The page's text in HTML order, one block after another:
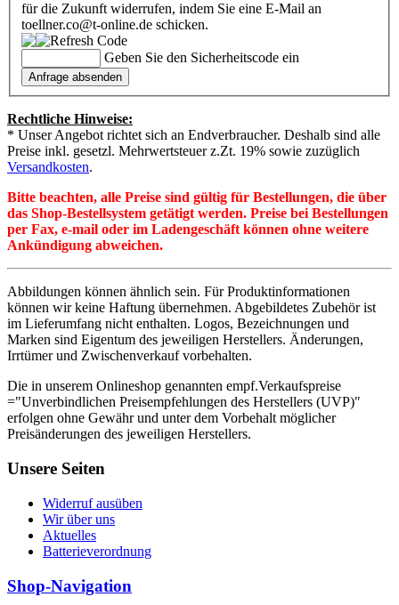
für die Zukunft widerrufen, indem Sie eine E-Mail an
toellner.co@t-online.de schicken.
Geben Sie den Sicherheitscode ein
Rechtliche Hinweise:
* Unser Angebot richtet sich an Endverbraucher. Deshalb sind alle
Preise inkl. gesetzl. Mehrwertsteuer z.Zt. 19% sowie zuzüglich
Versandkosten.
Bitte beachten, alle Preise sind gültig für Bestellungen, die über
das Shop-Bestellsystem getätigt werden. Preise bei Bestellungen
per Fax, e-mail oder im Ladengeschäft können ohne weitere
Ankündigung abweichen.
Abbildungen können ähnlich sein. Für Produktinformationen
können wir keine Haftung übernehmen. Abgebildetes Zubehör ist
im Lieferumfang nicht enthalten. Logos, Bezeichnungen und
Marken sind Eigentum des jeweiligen Herstellers. Änderungen,
Irrtümer und Zwischenverkauf vorbehalten.
Die in unserem Onlineshop genannten empf.Verkaufspreise
="Unverbindlichen Preisempfehlungen des Herstellers (UVP)"
erfolgen ohne Gewähr und unter dem Vorbehalt möglicher
Preisänderungen des jeweiligen Herstellers.
Unsere Seiten
Widerruf ausüben
Wir über uns
Aktuelles
Batterieverordnung
Shop-Navigation